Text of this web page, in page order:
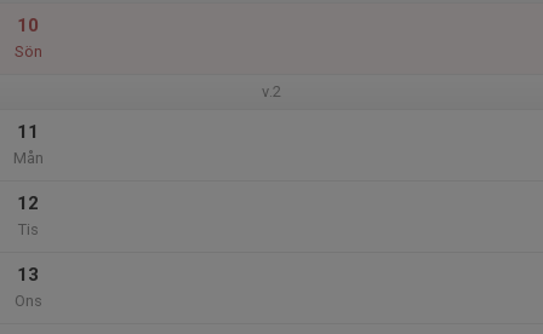
10
Sön
v.2
11
Mån
12
Tis
13
Ons